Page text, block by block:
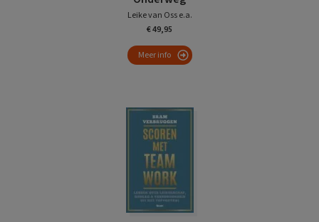
Leike van Oss e.a.
€ 49,95
Meer info